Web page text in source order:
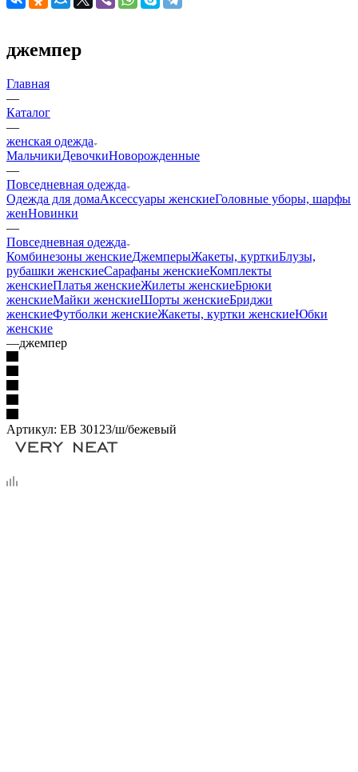
джемпер
Главная
—
Каталог
—
женская одежда
МальчикиДевочкиНоворожденные
—
Повседневная одежда
Одежда для домаАксессуары женскиеГоловные уборы, шарфы
женНовинки
—
Повседневная одежда
Комбинезоны женскиеДжемперыЖакеты, курткиБлузы,
рубашки женскиеСарафаны женскиеКомплекты
женскиеПлатья женскиеЖилеты женскиеБрюки
женскиеМайки женскиеШорты женскиеБриджи
женскиеФутболки женскиеЖакеты, куртки женскиеЮбки
женские
—джемпер
Артикул: ЕВ 30123/ш/бежевый